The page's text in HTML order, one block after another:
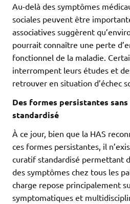
Au-delà des symptômes
sociales peuvent être
associatives suggèrent
pourrait connaître une perte
fonctionnel de la maladie.
interrompent leurs études et
retrouver en situation d’échec
Des formes persistantes
standardisé
À ce jour, bien que la HAS
ces formes persistantes, il
curatif standardisé permettant
des symptômes chez tous les
charge repose principalement
symptomatiques et